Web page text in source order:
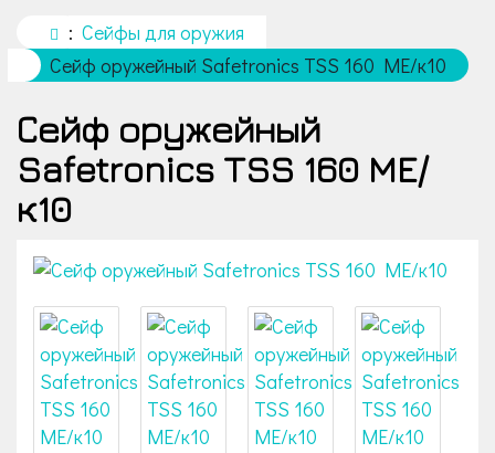
Сейфы для оружия
Сейф оружейный Safetronics TSS 160 ME/к10
Сейф оружейный
Safetronics TSS 160 ME/
к10